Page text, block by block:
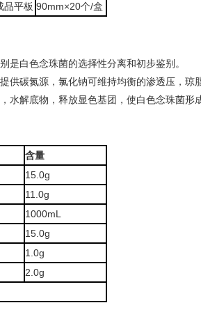
品平板 90mm×20个/盒
是白色念珠菌的选择性分离和初步鉴别。
供碳氮源，氯化钠可维持均衡的渗透压，
水解底物，释放显色基团，使白色念珠菌形
含量
15.0g
11.0g
1000mL
15.0g
1.0g
2.0g